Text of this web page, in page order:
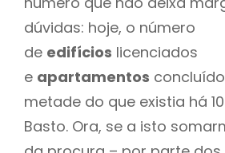
dúvidas: hoje, o número
de edifícios licenciados
e apartamentos
metade do que existia há
Basto. Ora, se a isto